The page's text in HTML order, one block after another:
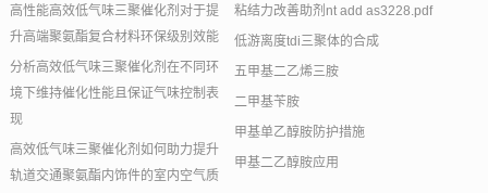
高性能高效低气味三聚催化剂对于提
升高端聚氨酯复合材料环保级别效能
分析高效低气味三聚催化剂在不同环
境下维持催化性能且保证气味控制表
现
高效低气味三聚催化剂如何助力提升
轨道交通聚氨酯内饰件的室内空气质
粘结力改善助剂nt add as3228.pdf
低游离度tdi三聚体的合成
五甲基二乙烯三胺
二甲基苄胺
甲基单乙醇胺防护措施
甲基二乙醇胺应用